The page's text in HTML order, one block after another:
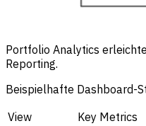
Portfolio Analytics
Reporting.
Beispielhafte Dashboard-
View
Key Metrics